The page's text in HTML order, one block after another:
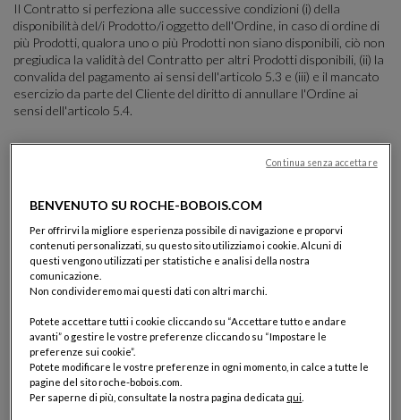
Il Contratto si perfeziona alle successive condizioni (i) della
disponibilità del/i Prodotto/i oggetto dell'Ordine, in caso di ordine di
più Prodotti, qualora uno o più Prodotti non siano disponibili, ciò non
pregiudica la validità del Contratto per altri Prodotti disponibili, (ii) la
convalida del pagamento ai sensi dell'articolo 5.3 e (iii) e il mancato
esercizio da parte del Cliente del diritto di annullare l'Ordine ai
sensi dell'articolo 5.4.
richieste e ne accerta la veridicità. Roche Bobois non può essere
del Cliente e per le conseguenze che potrebbero comportare un
ritardo o un errore di consegna.
Al fine di garantire la sicurezza delle transazioni e prevenire frodi
controlli sulle informazioni inserite durante l'Ordine. Di
conseguenza, Roche Bobois potrà richiedere al Cliente,
telefonicamente o via e-mail, uno o più documenti giustificativi.
5.3 METODI DI PAGAMENTO
BENVENUTO SU ROCHE-BOBOIS.COM
Per offrirvi la migliore esperienza possibile di navigazione e proporvi
contenuti personalizzati, su questo sito utilizziamo i cookie. Alcuni di
questi vengono utilizzati per statistiche e analisi della nostra
comunicazione.
Non condivideremo mai questi dati con altri marchi.
Potete accettare tutti i cookie cliccando su “Accettare tutto e andare
avanti” o gestire le vostre preferenze cliccando su “Impostare le
preferenze sui cookie”.
Potete modificare le vostre preferenze in ogni momento, in calce a tutte le
pagine del sito roche-bobois.com.
Per saperne di più, consultate la nostra pagina dedicata qui
Continua senza accettare